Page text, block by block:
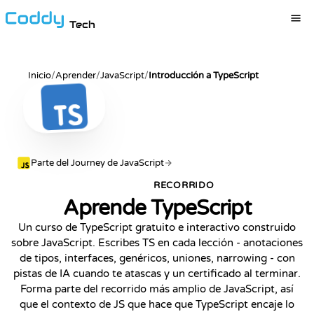
Tech
Inicio/Aprender/JavaScript/Introducción a TypeScript
Parte del Journey de JavaScript
RECORRIDO
Aprende TypeScript
Un curso de TypeScript gratuito e interactivo construido
sobre JavaScript. Escribes TS en cada lección - anotaciones
de tipos, interfaces, genéricos, uniones, narrowing - con
pistas de IA cuando te atascas y un certificado al terminar.
Forma parte del recorrido más amplio de JavaScript, así
que el contexto de JS que hace que TypeScript encaje lo